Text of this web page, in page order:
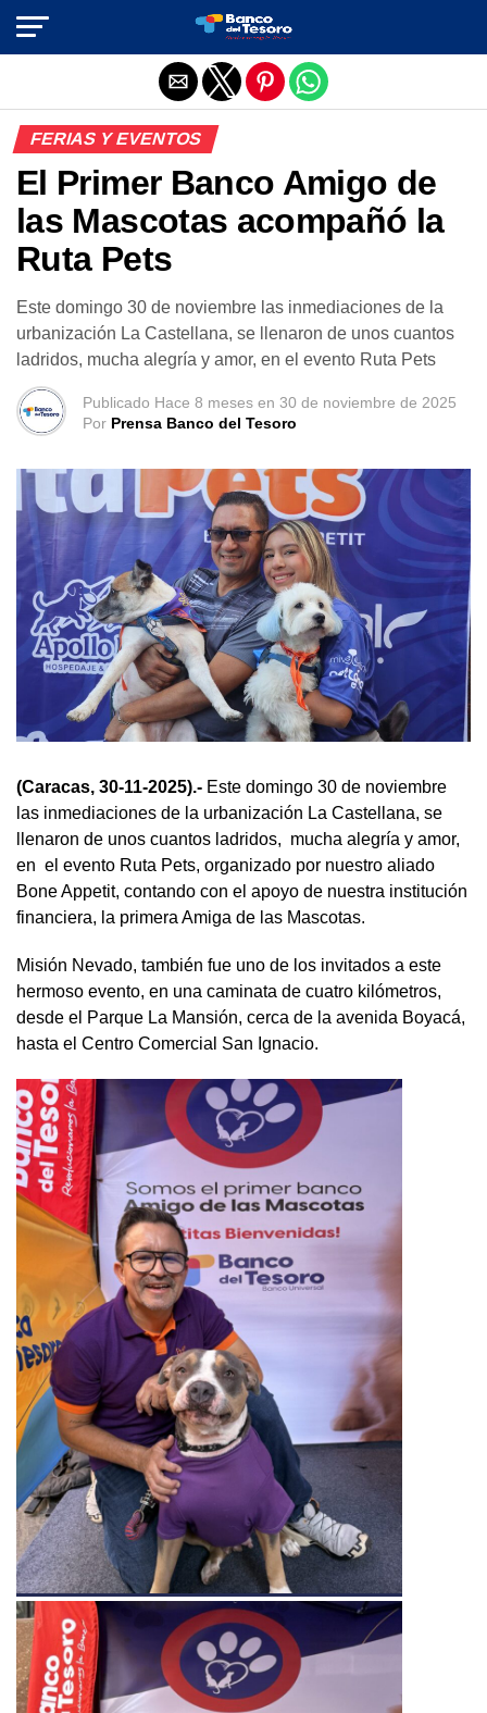
FERIAS Y EVENTOS
El Primer Banco Amigo de
las Mascotas acompañó la
Ruta Pets
Este domingo 30 de noviembre las inmediaciones de la
urbanización La Castellana, se llenaron de unos cuantos
ladridos, mucha alegría y amor, en el evento Ruta Pets
Publicado Hace 8 meses en 30 de noviembre de 2025
Por Prensa Banco del Tesoro
(Caracas, 30-11-2025).- Este domingo 30 de noviembre
las inmediaciones de la urbanización La Castellana, se
llenaron de unos cuantos ladridos, mucha alegría y amor,
en el evento Ruta Pets, organizado por nuestro aliado
Bone Appetit, contando con el apoyo de nuestra institución
financiera, la primera Amiga de las Mascotas.
Misión Nevado, también fue uno de los invitados a este
hermoso evento, en una caminata de cuatro kilómetros,
desde el Parque La Mansión, cerca de la avenida Boyacá,
hasta el Centro Comercial San Ignacio.
Salir de la versión móvil